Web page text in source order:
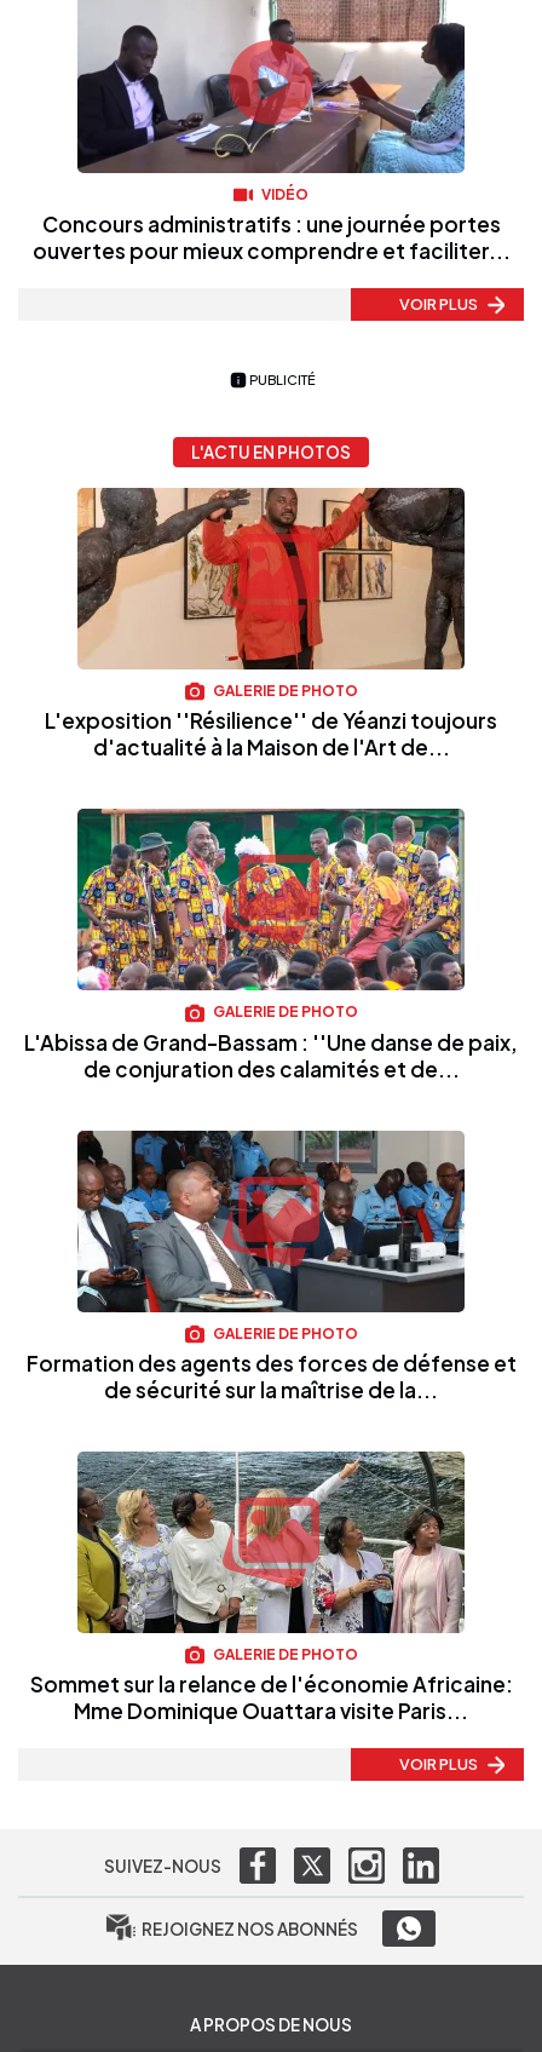
VIDÉO
Concours administratifs : une journée portes
ouvertes pour mieux comprendre et faciliter...
VOIR PLUS
PUBLICITÉ
L'ACTU EN PHOTOS
GALERIE DE PHOTO
L'exposition ''Résilience'' de Yéanzi toujours
d'actualité à la Maison de l'Art de...
GALERIE DE PHOTO
L'Abissa de Grand-Bassam : ''Une danse de paix,
de conjuration des calamités et de...
GALERIE DE PHOTO
Formation des agents des forces de défense et
de sécurité sur la maîtrise de la...
GALERIE DE PHOTO
Sommet sur la relance de l'économie Africaine:
Mme Dominique Ouattara visite Paris...
VOIR PLUS
SUIVEZ-NOUS
REJOIGNEZ NOS ABONNÉS
A PROPOS DE NOUS